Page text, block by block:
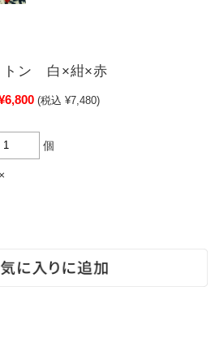
トン 白×紺×赤
(税込 ¥7,480)
個
×